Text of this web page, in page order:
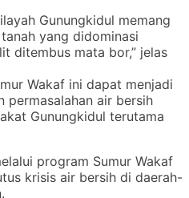
Gunungkidul memang
yang didominasi
ditembus mata bor,” jelas
Wakaf ini dapat menjadi
permasalahan air bersih
Gunungkidul terutama
program Sumur Wakaf
krisis air bersih di daerah-